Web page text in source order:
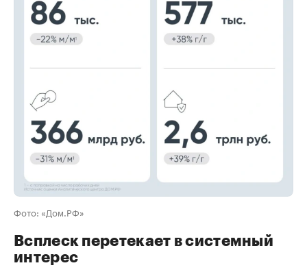
Фото: «Дом.РФ»
Всплеск перетекает в системный
интерес